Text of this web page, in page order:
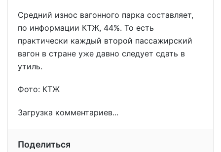
Средний износ вагонного парка составляет,
по информации КТЖ, 44%. То есть
практически каждый второй пассажирский
вагон в стране уже давно следует сдать в
утиль.
Фото: КТЖ
Загрузка комментариев...
Поделиться